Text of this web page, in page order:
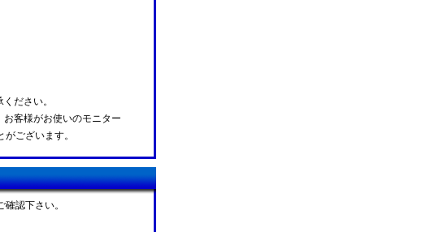
ださい。
客様がお使いのモニター
ございます。
認下さい。